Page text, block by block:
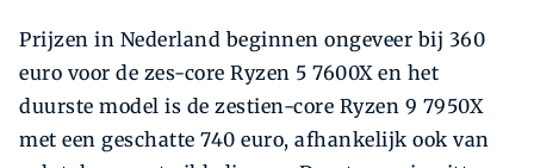
Prijzen in Nederland beginnen ongeveer bij 360
euro voor de zes-core Ryzen 5 7600X en het
duurste model is de zestien-core Ryzen 9 7950X
met een geschatte 740 euro, afhankelijk ook van